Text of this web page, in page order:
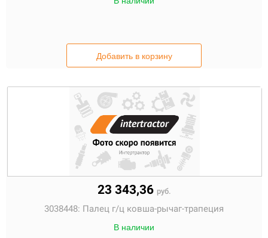
Добавить в корзину
23 343,36 руб.
3038448: Палец г/ц ковша-рычаг-трапеция
В наличии